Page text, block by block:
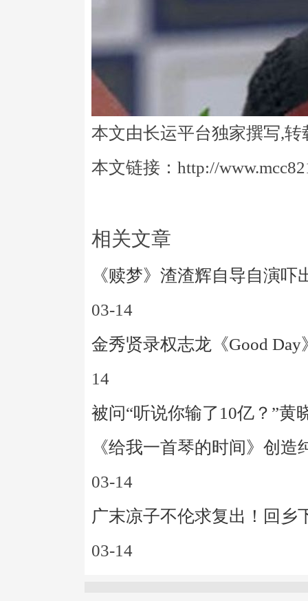
本文由长运平台独家撰写,转
本文链接：http://
相关文章
《赎梦》渣渣辉自导自演
03-14
金秀贤录权志龙《Good
14
被问“听说你输了10亿？”黄
《给我一首琴的时间》创
03-14
广末凉子不伦求复出！回乡
03-14